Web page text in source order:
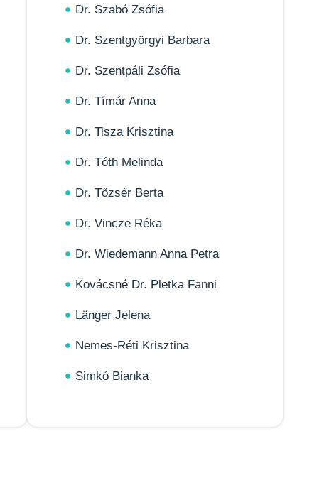
Dr. Szabó Zsófia
Dr. Szentgyörgyi Barbara
Dr. Szentpáli Zsófia
Dr. Tímár Anna
Dr. Tisza Krisztina
Dr. Tóth Melinda
Dr. Tőzsér Berta
Dr. Vincze Réka
Dr. Wiedemann Anna Petra
Kovácsné Dr. Pletka Fanni
Länger Jelena
Nemes-Réti Krisztina
Simkó Bianka